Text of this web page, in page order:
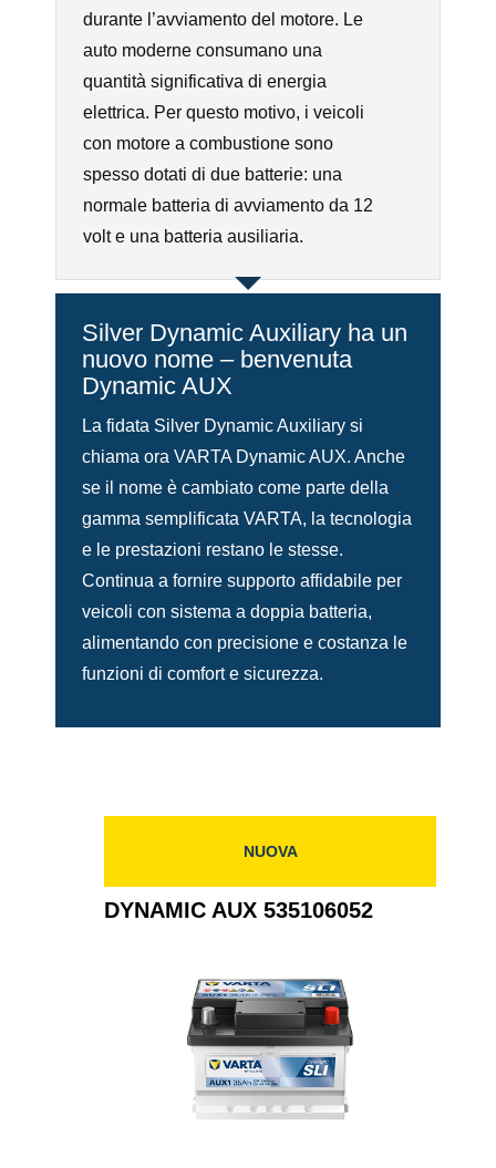
durante l’avviamento del motore. Le
auto moderne consumano una
quantità significativa di energia
elettrica. Per questo motivo, i veicoli
con motore a combustione sono
spesso dotati di due batterie: una
normale batteria di avviamento da 12
volt e una batteria ausiliaria.
Silver Dynamic Auxiliary ha un
nuovo nome – benvenuta
Dynamic AUX
La fidata Silver Dynamic Auxiliary si
chiama ora VARTA Dynamic AUX. Anche
se il nome è cambiato come parte della
gamma semplificata VARTA, la tecnologia
e le prestazioni restano le stesse.
Continua a fornire supporto affidabile per
veicoli con sistema a doppia batteria,
alimentando con precisione e costanza le
funzioni di comfort e sicurezza.
NUOVA
DYNAMIC AUX 535106052